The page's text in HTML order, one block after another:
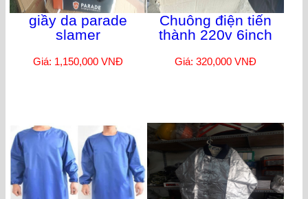
giầy da parade
slamer
Giá: 1,150,000 VNĐ
Chuông điện tiến
thành 220v 6inch
Giá: 320,000 VNĐ